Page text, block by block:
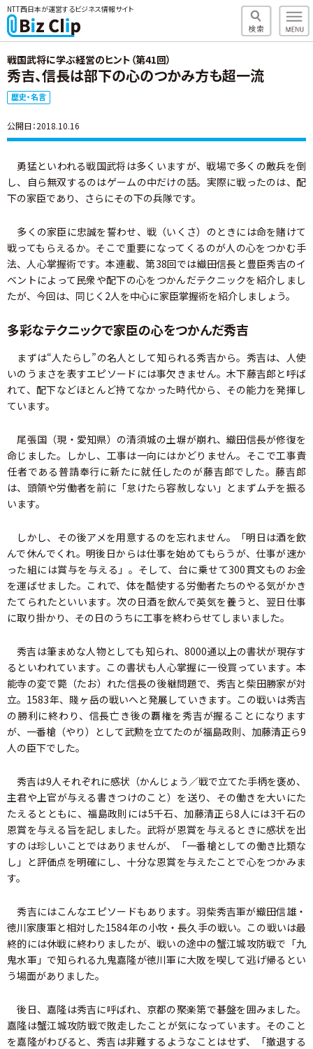
NTT西日本が運営するビジネス情報サイト
戦国武将に学ぶ経営のヒント（第41回）
秀吉、信長は部下の心のつかみ方も超一流
歴史・名言
公開日：2018.10.16
勇猛といわれる戦国武将は多くいますが、戦場で多くの敵兵を倒
し、自ら無双するのはゲームの中だけの話。実際に戦ったのは、配
下の家臣であり、さらにその下の兵隊です。
多くの家臣に忠誠を誓わせ、戦（いくさ）のときには命を賭けて
戦ってもらえるか。そこで重要になってくるのが人の心をつかむ手
法、人心掌握術です。本連載、第38回では織田信長と豊臣秀吉のイ
ベントによって民衆や配下の心をつかんだテクニックを紹介しまし
たが、今回は、同じく2人を中心に家臣掌握術を紹介しましょう。
多彩なテクニックで家臣の心をつかんだ秀吉
まずは“人たらし”の名人として知られる秀吉から。秀吉は、人使
いのうまさを表すエピソードには事欠きません。木下藤吉郎と呼ば
れて、配下などほとんど持てなかった時代から、その能力を発揮し
ています。
尾張国（現・愛知県）の清須城の土塀が崩れ、織田信長が修復を
命じました。しかし、工事は一向にはかどりません。そこで工事責
任者である普請奉行に新たに就任したのが藤吉郎でした。藤吉郎
は、頭領や労働者を前に「怠けたら容赦しない」とまずムチを振る
います。
しかし、その後アメを用意するのを忘れません。「明日は酒を飲
んで休んでくれ。明後日からは仕事を始めてもらうが、仕事が速か
った組には賞与を与える」。そして、台に乗せて300貫文ものお金
を運ばせました。これで、体を酷使する労働者たちのやる気がかき
たてられたといいます。次の日酒を飲んで英気を養うと、翌日仕事
に取り掛かり、その日のうちに工事を終わらせてしまいました。
秀吉は筆まめな人物としても知られ、8000通以上の書状が現存す
るといわれています。この書状も人心掌握に一役買っています。本
能寺の変で斃（たお）れた信長の後継問題で、秀吉と柴田勝家が対
立。1583年、賤ヶ岳の戦いへと発展していきます。この戦いは秀吉
の勝利に終わり、信長亡き後の覇権を秀吉が握ることになります
が、一番槍（やり）として武勲を立てたのが福島政則、加藤清正ら9
人の臣下でした。
秀吉は9人それぞれに感状（かんじょう／戦で立てた手柄を褒め、
主君や上官が与える書きつけのこと）を送り、その働きを大いにた
たえるとともに、福島政則には5千石、加藤清正ら8人には3千石の
恩賞を与える旨を記しました。武将が恩賞を与えるときに感状を出
すのは珍しいことではありませんが、「一番槍としての働き比類な
し」と評価点を明確にし、十分な恩賞を与えたことで心をつかみま
す。
秀吉にはこんなエピソードもあります。羽柴秀吉軍が織田信雄・
徳川家康軍と相対した1584年の小牧・長久手の戦い。この戦いは最
終的には休戦に終わりましたが、戦いの途中の蟹江城攻防戦で「九
鬼水軍」で知られる九鬼嘉隆が徳川軍に大敗を喫して逃げ帰るとい
う場面がありました。
後日、嘉隆は秀吉に呼ばれ、京都の聚楽第で碁盤を囲みました。
嘉隆は蟹江城攻防戦で敗走したことが気になっています。そのこと
を嘉隆がわびると、秀吉は非難するようなことはせず、「撤退する